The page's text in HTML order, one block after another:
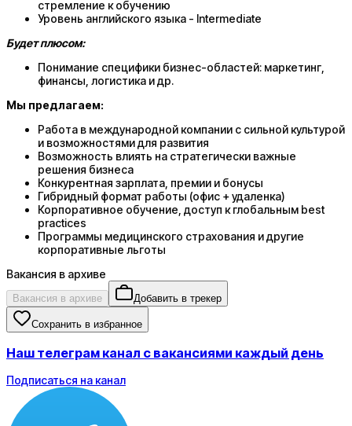
стремление к обучению
Уровень английского языка - Intermediate
Будет плюсом:
Понимание специфики бизнес-областей: маркетинг,
финансы, логистика и др.
Мы предлагаем:
Работа в международной компании с сильной культурой
и возможностями для развития
Возможность влиять на стратегически важные
решения бизнеса
Конкурентная зарплата, премии и бонусы
Гибридный формат работы (офис + удаленка)
Корпоративное обучение, доступ к глобальным best
practices
Программы медицинского страхования и другие
корпоративные льготы
Вакансия в архиве
Вакансия в архиве Добавить в трекер
Сохранить в избранное
Наш телеграм канал с вакансиями каждый день
Подписаться на канал